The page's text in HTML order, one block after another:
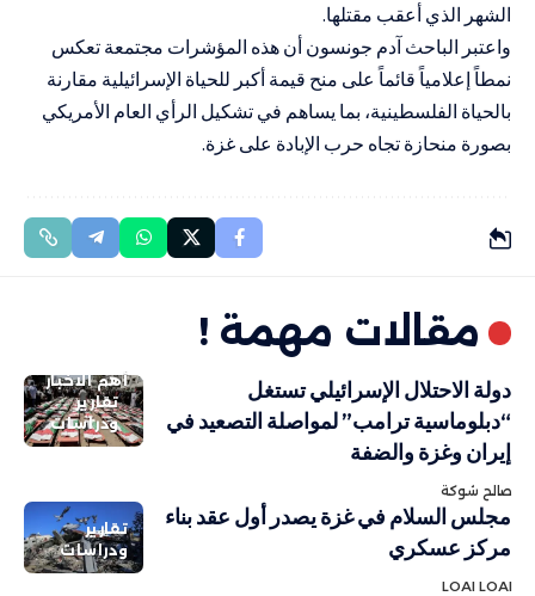
الشهر الذي أعقب مقتلها.
واعتبر الباحث آدم جونسون أن هذه المؤشرات مجتمعة تعكس
نمطاً إعلامياً قائماً على منح قيمة أكبر للحياة الإسرائيلية مقارنة
بالحياة الفلسطينية، بما يساهم في تشكيل الرأي العام الأمريكي
بصورة منحازة تجاه حرب الإبادة على غزة.
مقالات مهمة !
أهم الاخبار
تقارير
ودراسات
دولة الاحتلال الإسرائيلي تستغل
“دبلوماسية ترامب” لمواصلة التصعيد في
إيران وغزة والضفة
صالح شوكة
تقارير
ودراسات
مجلس السلام في غزة يصدر أول عقد بناء
مركز عسكري
LOAI LOAI